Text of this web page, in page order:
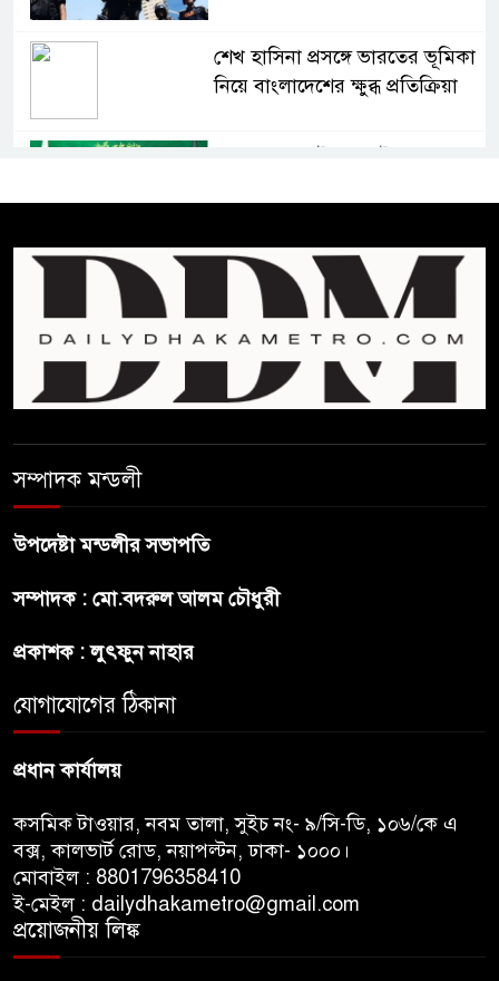
শেখ হাসিনা প্রসঙ্গে ভারতের ভূমিকা
নিয়ে বাংলাদেশের ক্ষুব্ধ প্রতিক্রিয়া
বাংলাদেশে আইএস আইয়ের অবাধ
সাকিবকে সমর্থন করায় অনুতপ্ত
আসিফ আকবর ক্ষমা চাইলেন
কমনওয়েথ গেমসে পদক শুন্যতা
ঘুচানোর আক্ষেপে বাংলাদেশ
জনগনের অধিকার আদায়ে এসেছিঃ
সম্পাদক মন্ডলী
উপদেষ্টা মন্ডলীর সভাপতি
সম্পাদক : মো.বদরুল আলম চৌধুরী
প্রকাশক : লুৎফুন নাহার
যোগাযোগের ঠিকানা
প্রধান কার্যালয়
কসমিক টাওয়ার, নবম তালা, সুইচ নং- ৯/সি-ডি, ১০৬/কে এ
বক্স, কালভার্ট রোড, নয়াপল্টন, ঢাকা- ১০০০।
মোবাইল : 8801796358410
ই-মেইল : dailydhakametro@gmail.com
প্রয়োজনীয় লিঙ্ক